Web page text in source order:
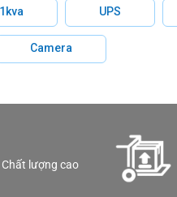
UPS
Camera
lượng cao